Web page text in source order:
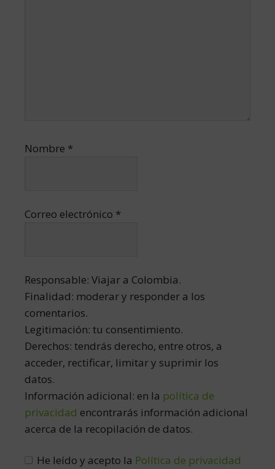
Nombre *
Correo electrónico *
Responsable: Viajar a Colombia.
Finalidad: moderar y responder a los
comentarios.
Legitimación: tu consentimiento.
Derechos: tendrás derecho, entre otros, a
acceder, rectificar, limitar y suprimir los
datos.
Información adicional: en la política de
privacidad encontrarás información adicional
acerca de la recopilación de datos.
He leído y acepto la Política de privacidad